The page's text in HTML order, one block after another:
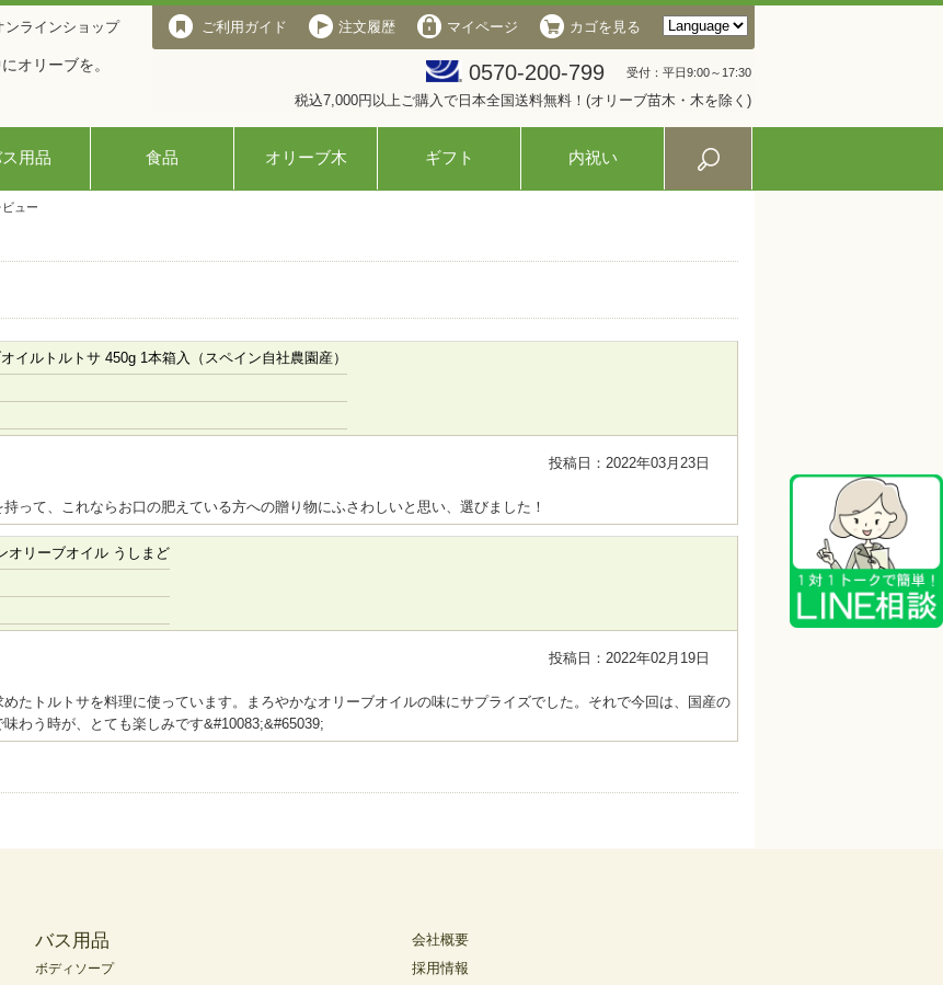
ンラインショップ
オリーブを。
ご利用ガイド 注文履歴 マイページ カゴを見る
0570-200-799 受付：平日9:00～17:30
税込7,000円以上ご購入で日本全国送料無料！(オリーブ苗木・木を除く)
用品 食品 オリーブ木 ギフト 内祝い
ュー
イルトルトサ 450g 1本箱入（スペイン自社農園産）
投稿日：2022年03月23日
って、これならお口の肥えている方への贈り物にふさわしいと思い、選びました！
オリーブオイル うしまど
投稿日：2022年02月19日
たトルトサを料理に使っています。まろやかなオリーブオイルの味にサプライズでした。それで今回は、国産の
わう時が、とても楽しみです&#10083;&#65039;
バス用品
ボディソープ
会社概要
採用情報